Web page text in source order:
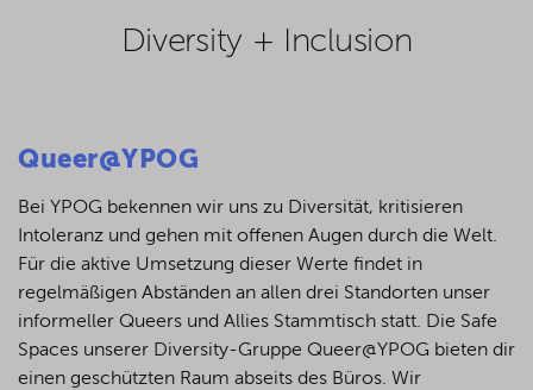
Diversity + Inclusion
Queer@YPOG
Bei YPOG bekennen wir uns zu Diversität, kritisieren
Intoleranz und gehen mit offenen Augen durch die Welt.
Für die aktive Umsetzung dieser Werte findet in
regelmäßigen Abständen an allen drei Standorten unser
informeller Queers und Allies Stammtisch statt. Die Safe
Spaces unserer Diversity-Gruppe Queer@YPOG bieten dir
einen geschützten Raum abseits des Büros. Wir